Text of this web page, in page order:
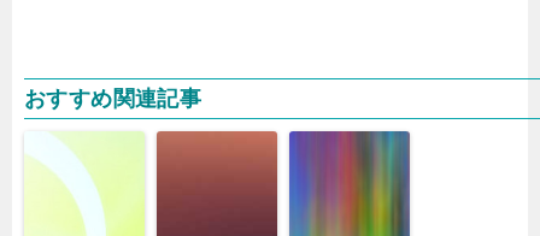
おすすめ関連記事